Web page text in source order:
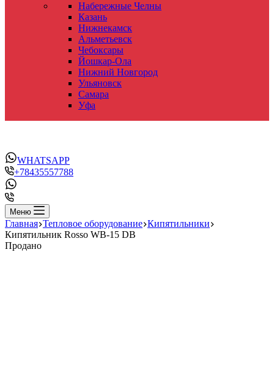
Набережные Челны
Казань
Нижнекамск
Альметьевск
Чебоксары
Йошкар-Ола
Нижний Новгород
Ульяновск
Самара
Уфа
WHATSAPP
+78435557788
Меню
Главная Тепловое оборудование Кипятильники
Кипятильник Rosso WB-15 DB
Продано